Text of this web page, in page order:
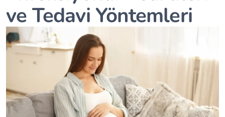
ve Tedavi Yöntemleri